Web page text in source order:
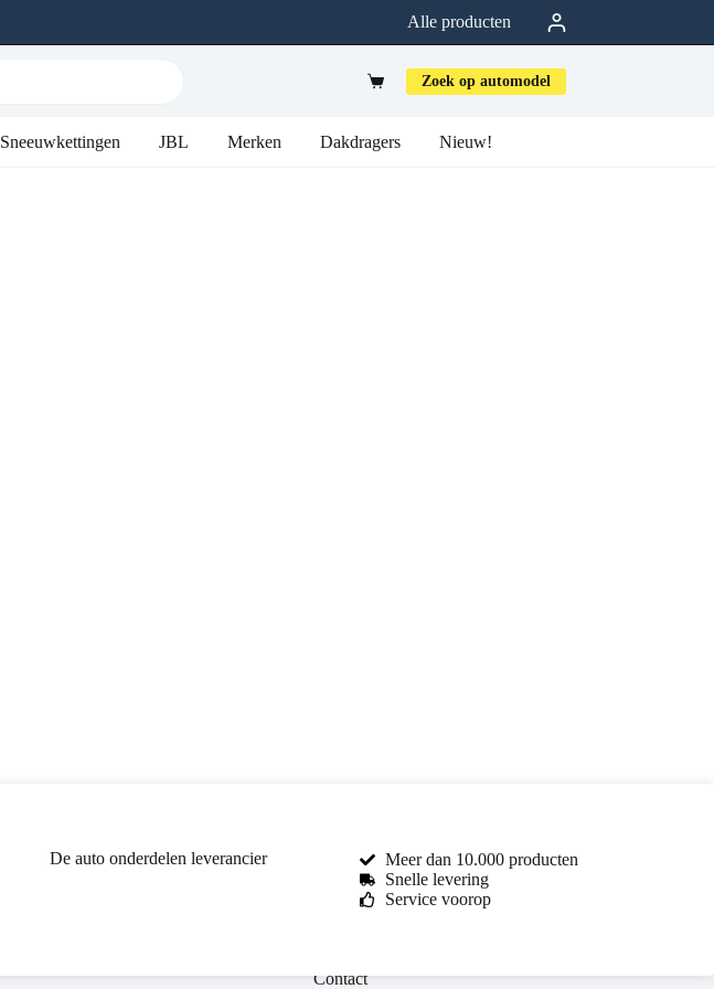
Alle producten
Zoek op automodel
Sneeuwkettingen JBL Merken Dakdragers Nieuw!
De auto onderdelen leverancier
Meer dan 10.000 producten
Snelle levering
Service voorop
Contact Reageert meestal binnen enkele uren